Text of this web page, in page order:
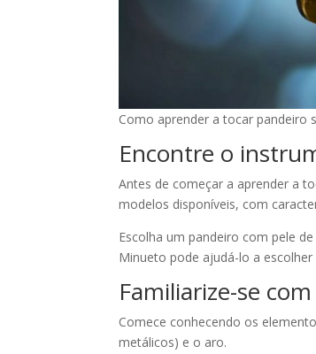
Como aprender a tocar pandeiro
Encontre o
Antes de começar a aprender a
modelos disponíveis, com
Escolha um pandeiro com pele
Minueto pode ajudá-lo a
Familiarize-se
Comece conhecendo os
metálicos) e o aro.